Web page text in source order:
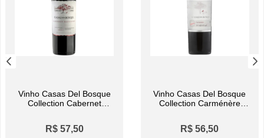
Vinho Casas Del Bosque
Collection Cabernet
R$ 57,50
Vinho Casas Del Bosque
Collection Carménère
R$ 56,50